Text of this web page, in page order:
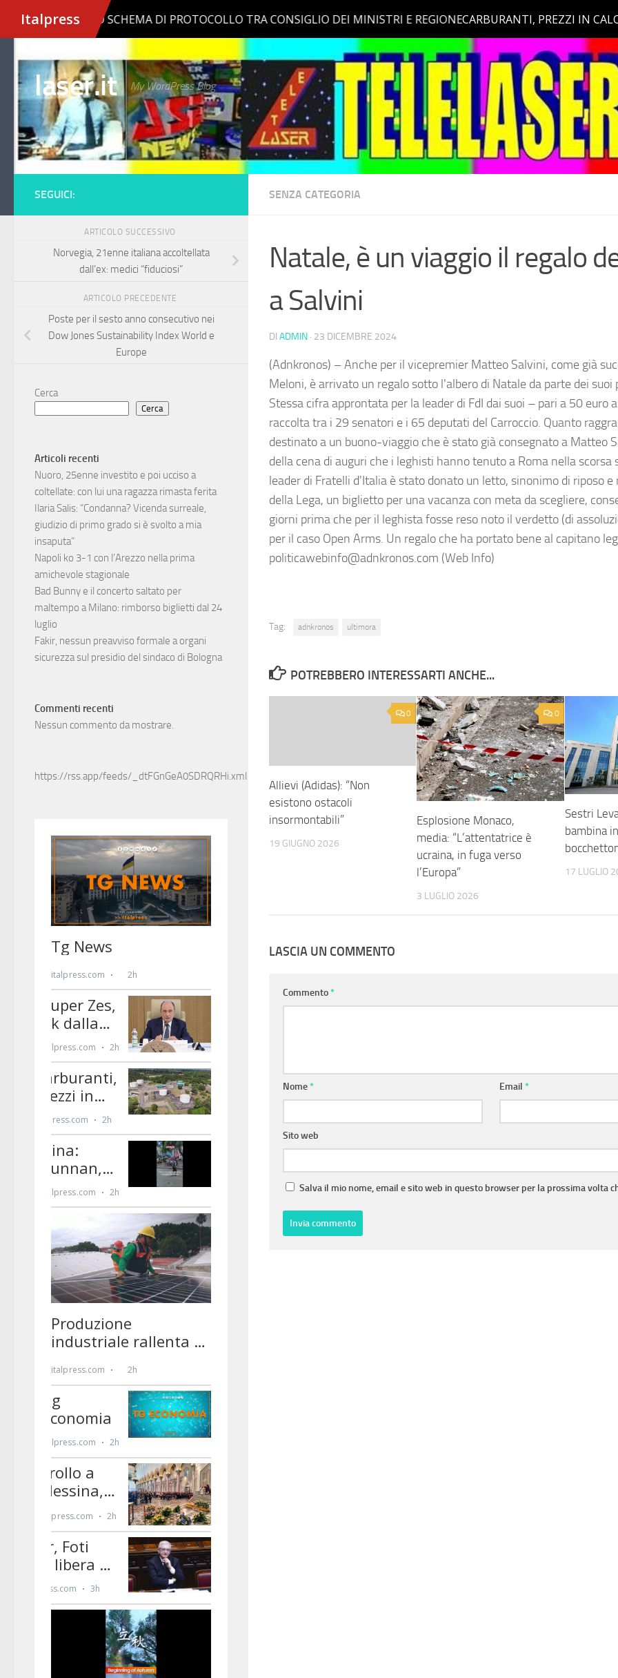
Salta al contenuto
laser.it My WordPress Blog
SENZA CATEGORIA
Natale, è un viaggio il regalo
a Salvini
DI ADMIN · 23 DICEMBRE 2024
(Adnkronos) – Anche per il vicepremier Matteo Salvini, come già
Meloni, è arrivato un regalo sotto l'albero di Natale da parte dei suoi
Stessa cifra approntata per la leader di FdI dai suoi – pari a 50 euro
raccolta tra i 29 senatori e i 65 deputati del Carroccio. Quanto
destinato a un buono-viaggio che è stato già consegnato a Matteo
della cena di auguri che i leghisti hanno tenuto a Roma nella
leader di Fratelli d'Italia è stato donato un letto, sinonimo di riposo e
della Lega, un biglietto per una vacanza con meta da scegliere,
giorni prima che per il leghista fosse reso noto il verdetto (di
per il caso Open Arms. Un regalo che ha portato bene al capitano
politicawebinfo@adnkronos.com (Web Info)
Tag: adnkronos ultimora
POTREBBERO INTERESSARTI ANCHE...
0
Allievi (Adidas): “Non
esistono ostacoli
insormontabili”
19 GIUGNO 2026
0
Esplosione Monaco,
media: “L’attentatrice è
ucraina, in fuga verso
l’Europa”
3 LUGLIO 2026
Sestri
bambina
17 LUGLIO
LASCIA UN COMMENTO
Commento*
Nome* Email*
Sito web
Salva il mio nome, email e sito web in questo browser per la prossima volta
SEGUICI:
ARTICOLO SUCCESSIVO
Norvegia, 21enne italiana accoltellata
dall’ex: medici “fiduciosi”
ARTICOLO PRECEDENTE
Poste per il sesto anno consecutivo nei
Dow Jones Sustainability Index World e
Europe
Cerca
Cerca
Articoli recenti
Nuoro, 25enne investito e poi ucciso a
coltellate: con lui una ragazza rimasta ferita
Ilaria Salis: “Condanna? Vicenda surreale,
giudizio di primo grado si è svolto a mia
insaputa”
Napoli ko 3-1 con l’Arezzo nella prima
amichevole stagionale
Bad Bunny e il concerto saltato per
maltempo a Milano: rimborso biglietti dal 24
luglio
Fakir, nessun preavviso formale a organi
sicurezza sul presidio del sindaco di Bologna
Commenti recenti
Nessun commento da mostrare.
https://rss.app/feeds/_dtFGnGeA0SDRQRHi.xml